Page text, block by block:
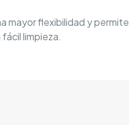
mayor flexibilidad y permite
limpieza.